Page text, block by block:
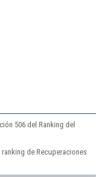
506 del Ranking del
de Recuperaciones